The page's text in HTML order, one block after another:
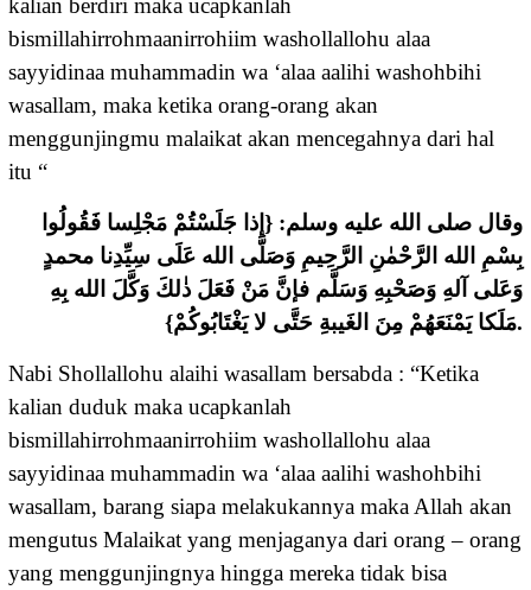
kalian berdiri maka ucapkanlah
bismillahirrohmaanirrohiim washollallohu alaa
sayyidinaa muhammadin wa ‘alaa aalihi washohbihi
wasallam, maka ketika orang-orang akan
menggunjingmu malaikat akan mencegahnya dari hal
itu “
وقال صلى الله عليه وسلم: {إذا جَلَسْتُمْ مَجْلِسا فَقُولُوا
بِسْمِ الله الرَّحْمٰنِ الرَّحِيمِ وَصَلَّى الله عَلَى سِيِّدِنا محمدٍ
وَعَلى آلهِ وَصَحْبِهِ وَسَلَّم فإنَّ مَنْ فَعَلَ ذٰلكَ وَكَّلَ الله بِهِ
مَلَكا يَمْنَعَهُمْ مِنَ الغَيبةِ حَتَّى لا يَغْتَابُوكُمْ}.
Nabi Shollallohu alaihi wasallam bersabda : “Ketika
kalian duduk maka ucapkanlah
bismillahirrohmaanirrohiim washollallohu alaa
sayyidinaa muhammadin wa ‘alaa aalihi washohbihi
wasallam, barang siapa melakukannya maka Allah akan
mengutus Malaikat yang menjaganya dari orang – orang
yang menggunjingnya hingga mereka tidak bisa